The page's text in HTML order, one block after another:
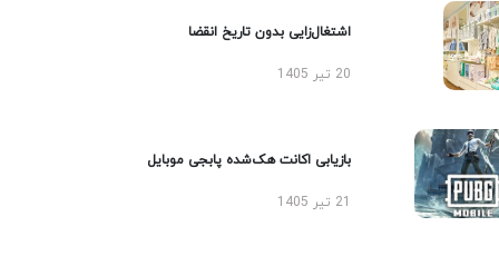
اشتغال‌زایی بدون تاریخ انقضا
20 تیر 1405
بازیابی اکانت هک‌شده پابجی موبایل